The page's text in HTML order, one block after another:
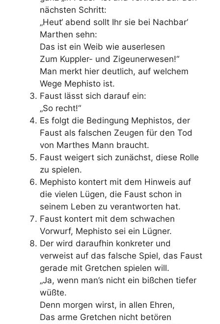
nächsten Schritt:
„Heut‘ abend sollt Ihr sie bei Nachbar‘
Marthen sehn:
Das ist ein Weib wie auserlesen
Zum Kuppler- und Zigeunerwesen!“
Man merkt hier deutlich, auf welchem
Wege Mephisto ist.
Faust lässt sich darauf ein:
„So recht!“
Es folgt die Bedingung Mephistos, der
Faust als falschen Zeugen für den Tod
von Marthes Mann braucht.
Faust weigert sich zunächst, diese Rolle
zu spielen.
Mephisto kontert mit dem Hinweis auf
die vielen Lügen, die Faust schon in
seinem Leben zu verantworten hat.
Faust kontert mit dem schwachen
Vorwurf, Mephisto sei ein Lügner.
Der wird daraufhin konkreter und
verweist auf das falsche Spiel, das Faust
gerade mit Gretchen spielen will.
„Ja, wenn man’s nicht ein bißchen tiefer
wüßte.
Denn morgen wirst, in allen Ehren,
Das arme Gretchen nicht betören